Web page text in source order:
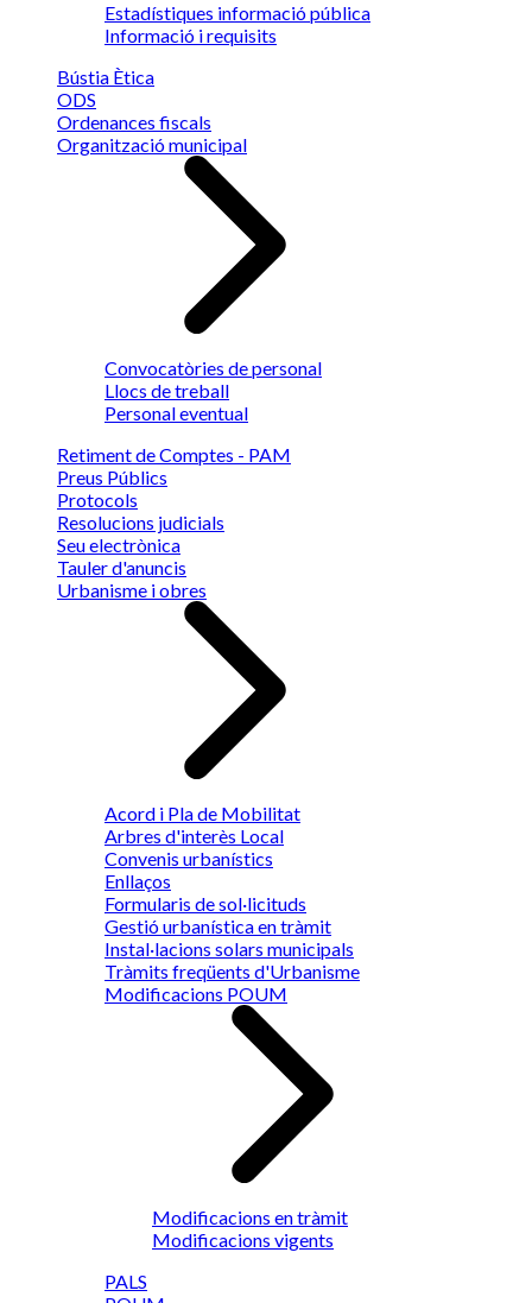
Estadístiques informació pública
Informació i requisits
Bústia Ètica
ODS
Ordenances fiscals
Organització municipal
Convocatòries de personal
Llocs de treball
Personal eventual
Retiment de Comptes - PAM
Preus Públics
Protocols
Resolucions judicials
Seu electrònica
Tauler d'anuncis
Urbanisme i obres
Acord i Pla de Mobilitat
Arbres d'interès Local
Convenis urbanístics
Enllaços
Formularis de sol·licituds
Gestió urbanística en tràmit
Instal·lacions solars municipals
Tràmits freqüents d'Urbanisme
Modificacions POUM
Modificacions en tràmit
Modificacions vigents
PALS